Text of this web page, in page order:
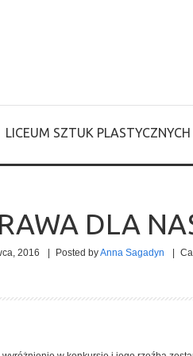
LICEUM SZTUK PLASTYCZNYCH
DLA
2016 Posted byAnna Sagadyn